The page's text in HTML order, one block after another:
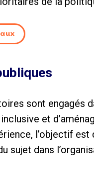
sont engagés
et
l’objectif
sujet dans